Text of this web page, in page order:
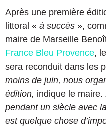
Après une première
littoral « à succès »,
maire de Marseille
France Bleu Provence,
sera reconduit dans les
moins de juin, nous
édition, indique le maire.
pendant un siècle avec
est quelque chose